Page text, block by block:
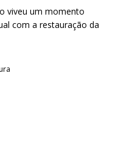
viveu um momento
com a restauração da